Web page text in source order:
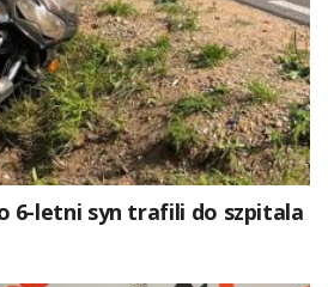
6-letni syn trafili do szpitala